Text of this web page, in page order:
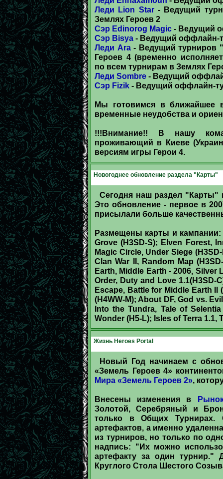
Леди Lion Star- Ведущий
Землях Героев 2
Сэр Edinorog Magic - Ведущий
Сэр Bisya - Ведущий оффлайн-
Леди Ara- Ведущий турниров
Героев 4 (временно
по всем турнирам в Землях
Леди Sombre - Ведущий
Сэр Fizik - Ведущий оффлайн-
Мы готовимся в ближайшее
временные неудобства и
!!!Внимание!! В нашу
проживающий в Киеве
версиям игры Герои 4.
Новогоднее обновление раздела "Карты"
Сегодня наш раздел
Это обновление - первое в
присылали больше
Размещены карты и кампании:
Grove (H3SD-S); Elven Forest,
Magic Circle, Under Siege
Clan War II, Random Map
Earth, Middle Earth - 2006, Silver
Order, Duty and Love 1.1(H3SD-
Escape, Battle for Middle Earth II
(H4WW-M); About DF, God vs.
Into the Tundra, Tale of
Wonder (H5-L); Isles of Terra 1.1,
Жизнь Heroes Portal
Новый Год начинаем с
«Земель Героев 4»
Мира «Земель Героев 2»,
Внесены изменения в
Золотой, Серебряный и
только в Общих Турнирах.
артефактов, а именно
из турниров, но только по
надпись: "Их можно
артефакту за один
Круглого Стола Шестого